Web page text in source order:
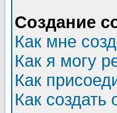
Создание
Как мне
Как я могу
Как
Как создать